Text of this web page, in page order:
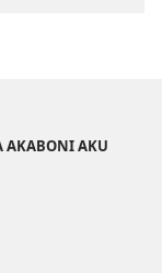
Nganu?
AKABONI AKU